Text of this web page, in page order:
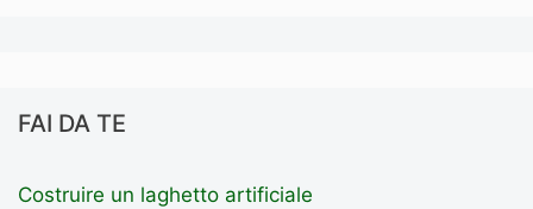
FAI DA TE
Costruire un laghetto artificiale